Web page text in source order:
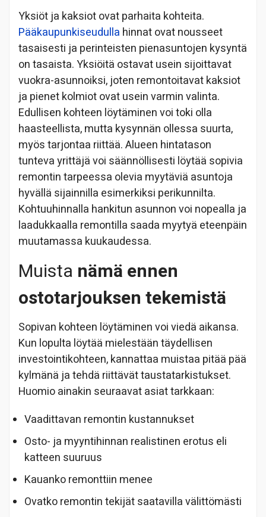
Yksiöt ja kaksiot ovat parhaita kohteita.
Pääkaupunkiseudulla hinnat ovat nousseet
tasaisesti ja perinteisten pienasuntojen kysyntä
on tasaista. Yksiöitä ostavat usein sijoittavat
vuokra-asunnoiksi, joten remontoitavat kaksiot
ja pienet kolmiot ovat usein varmin valinta.
Edullisen kohteen löytäminen voi toki olla
haasteellista, mutta kysynnän ollessa suurta,
myös tarjontaa riittää. Alueen hintatason
tunteva yrittäjä voi säännöllisesti löytää sopivia
remontin tarpeessa olevia myytäviä asuntoja
hyvällä sijainnilla esimerkiksi perikunnilta.
Kohtuuhinnalla hankitun asunnon voi nopealla ja
laadukkaalla remontilla saada myytyä eteenpäin
muutamassa kuukaudessa.
Muista nämä ennen
ostotarjouksen tekemistä
Sopivan kohteen löytäminen voi viedä aikansa.
Kun lopulta löytää mielestään täydellisen
investointikohteen, kannattaa muistaa pitää pää
kylmänä ja tehdä riittävät taustatarkistukset.
Huomio ainakin seuraavat asiat tarkkaan:
Vaadittavan remontin kustannukset
Osto- ja myyntihinnan realistinen erotus eli
katteen suuruus
Kauanko remonttiin menee
Ovatko remontin tekijät saatavilla välittömästi